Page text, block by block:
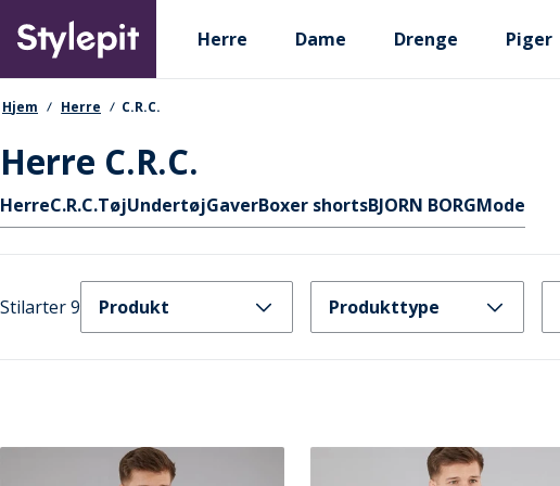
main
content
Primary departments
Herre Dame Drenge Piger
navigationssti
Hjem Herre C.R.C.
Herre C.R.C.
Hurtige links
HerreC.R.C.TøjUndertøjGaverBoxer shortsBJORN BORGMode
Stilarter 9 Produkt Produkttype